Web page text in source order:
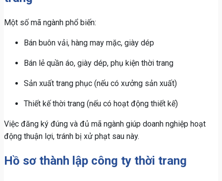
Một số mã ngành phổ biến:
Bán buôn vải, hàng may mặc, giày dép
Bán lẻ quần áo, giày dép, phụ kiện thời trang
Sản xuất trang phục (nếu có xưởng sản xuất)
Thiết kế thời trang (nếu có hoạt động thiết kế)
Việc đăng ký đúng và đủ mã ngành giúp doanh nghiệp hoạt
động thuận lợi, tránh bị xử phạt sau này.
Hồ sơ thành lập công ty thời trang